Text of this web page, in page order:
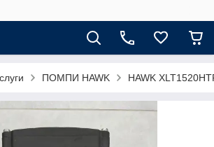
ПОМПИ HAWK HAWK